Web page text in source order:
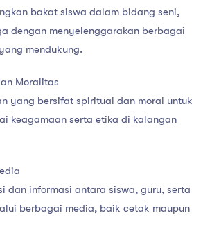
bakat siswa dalam bidang seni,
dengan menyelenggarakan berbagai
mendukung.
Moralitas
yang bersifat spiritual dan moral untuk
keagamaan serta etika di kalangan
dan informasi antara siswa, guru, serta
berbagai media, baik cetak maupun